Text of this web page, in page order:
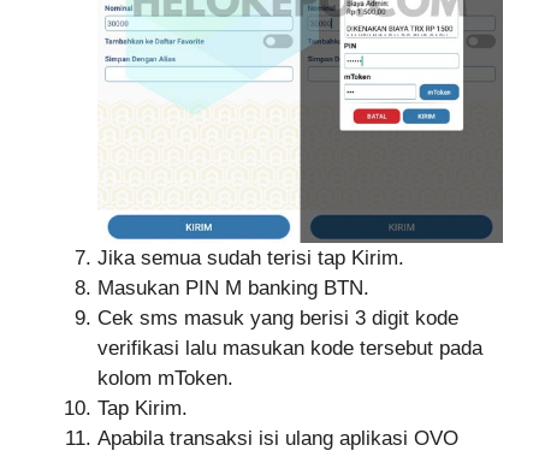
Jika semua sudah terisi tap Kirim.
Masukan PIN M banking BTN.
Cek sms masuk yang berisi 3 digit kode
verifikasi lalu masukan kode tersebut pada
kolom mToken.
Tap Kirim.
Apabila transaksi isi ulang aplikasi OVO